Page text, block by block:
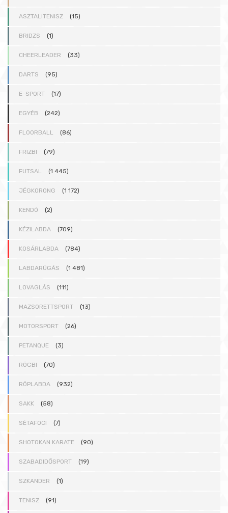
ASZTALITENISZ (15)
BRIDZS (1)
CHEERLEADER (33)
DARTS (95)
E-SPORT (17)
EGYÉB (242)
FLOORBALL (86)
FRIZBI (79)
FUTSAL (1 445)
JÉGKORONG (1 172)
KENDÓ (2)
KÉZILABDA (709)
KOSÁRLABDA (784)
LABDARÚGÁS (1 481)
LOVAGLÁS (111)
MAZSORETTSPORT (13)
MOTORSPORT (26)
PETANQUE (3)
RÖGBI (70)
RÖPLABDA (932)
SAKK (58)
SÉTAFOCI (7)
SHOTOKAN KARATE (90)
SZABADIDŐSPORT (19)
SZKANDER (1)
TENISZ (91)